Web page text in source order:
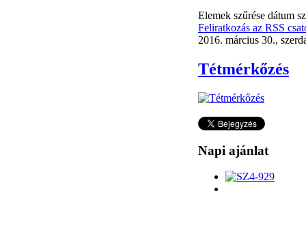
Elemek szűrése dátum
Feliratkozás az RSS
2016. március 30.,
Tétmérkőzés
Napi ajánlat